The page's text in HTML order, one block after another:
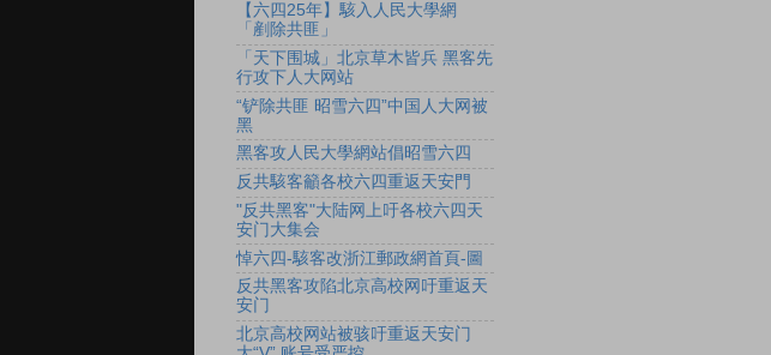
【六四25年】駭入人民大學網
「剷除共匪」
「天下围城」北京草木皆兵 黑客先
行攻下人大网站
“铲除共匪 昭雪六四”中国人大网被
黑
黑客攻人民大學網站倡昭雪六四
反共駭客籲各校六四重返天安門
"反共黑客"大陆网上吁各校六四天
安门大集会
悼六四-駭客改浙江郵政網首頁-圖
反共黑客攻陷北京高校网吁重返天
安门
北京高校网站被骇吁重返天安门